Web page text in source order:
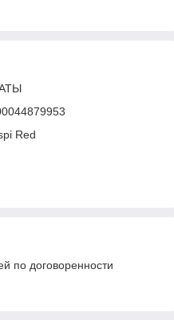
Red
по договоренности